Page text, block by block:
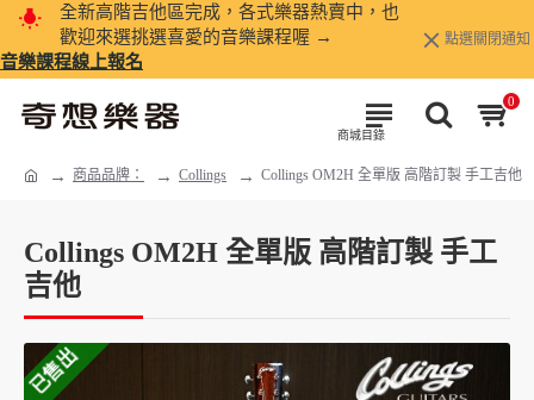
全新高階吉他區完成，各式樂器熱賣中，也
歡迎來選挑選喜愛的音樂課程喔 →
音樂課程線上報名
點選關閉通知
0
商品品牌： Collings Collings OM2H 全單版 高階訂製 手工吉他
Collings OM2H 全單版 高階訂製 手工
吉他
已售出